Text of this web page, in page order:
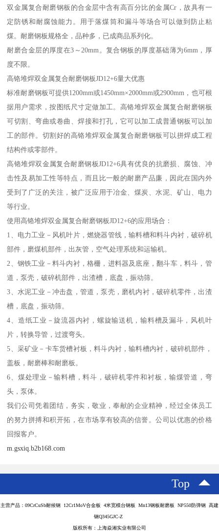
双金属复合耐磨钢板的合金层中含有高百分比的金属Cr，故具有一
定防锈和耐腐蚀能力。用于落煤筒和漏斗等场合可以做到防止粘
煤。耐磨钢板规格全，品种多，已成商品系列化。
耐磨合金层的厚度在3～20mm。复合钢板的厚度基础薄为6mm，厚
度不限。
高铬堆焊双金属复合耐磨钢板JD12+6量大优惠
标准耐磨钢板可提供1200mm或1450mm×2000mm或2900mm，也可根
据用户需求，按图纸尺寸定做加工。高铬堆焊双金属复合耐磨钢板
可切割、弯曲或卷曲、焊接和打孔，它可以加工成普通钢板可以加
工的部件。切割好的高铬堆焊双金属复合耐磨钢板可以拼焊成工程
结构件或零部件。
高铬堆焊双金属复合耐磨钢板JD12+6具有优良的抗磨损、腐蚀、冲
击性及易加工性等特点，而且比一般的耐磨产品廉，因此在国内外
受到了广泛的关注，被广泛应用于冶金、煤炭、水泥、矿山、电力
等行业。
使用高铬堆焊双金属复合耐磨钢板JD12+6的应用场合：
1、电力工业－风机叶片，燃烧器管线，输料槽和料斗内衬，破碎机
部件，磨煤机部件，出灰管，空气处理系统和运输机。
2、钢铁工业－料斗内衬，格栅，进料器及底座，翻斗车，料斗，管
道，泵壳，破碎机部件，出渣槽，底盘，振动筛。
3、水泥工业－冲击盘，管道，泵壳，磨机内衬，破碎机零件，出渣
槽，底盘，振动筛。
4、造纸工业－旋流器内衬，螺旋输送机，输料槽及漏斗，风机叶
片，转换导管，过渡弯头。
5、采矿业－卡车货槽衬板，料斗内衬，输料槽内衬，破碎机部件，
盖板，耐磨棒和耐磨板。
6、煤处理业－输料槽，料斗，破碎机零件和衬板，输煤管道，弯
头，泵体。
我们公司凭着团结，务实，敬业，奉献的企业精神，经过全体员工
的努力拼搏和积开拓，在市场享有较高的信誉。公司以优惠的价格
回报客户。
m.gsxiq.b2b168.com
Top
主营产品：09CrCuSb耐候钢 12Cr1MoV合金板 4米宽模台钢板 Mn13钢板耐磨板 NP550防弹钢 高建
钢Q345GJC-Z
版权所有：上海焱湘实业有限公司